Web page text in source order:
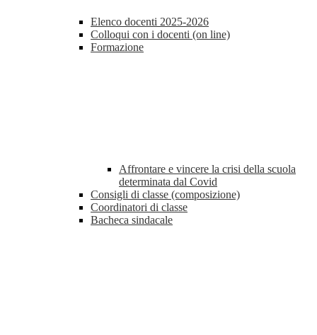
Elenco docenti 2025-2026
Colloqui con i docenti (on line)
Formazione
Affrontare e vincere la crisi della scuola
determinata dal Covid
Consigli di classe (composizione)
Coordinatori di classe
Bacheca sindacale